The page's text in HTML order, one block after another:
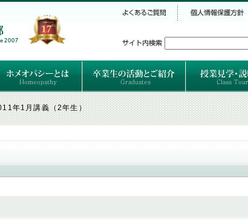
ーメオパシーとは
ラシカルホメオパシーとは
ルガノンとは
ーネマンの人生
ーネマン以後のホメオパス
メディの使い方ABC 卒業生のご紹介
卒業生の活動
年1月講義（2年生）